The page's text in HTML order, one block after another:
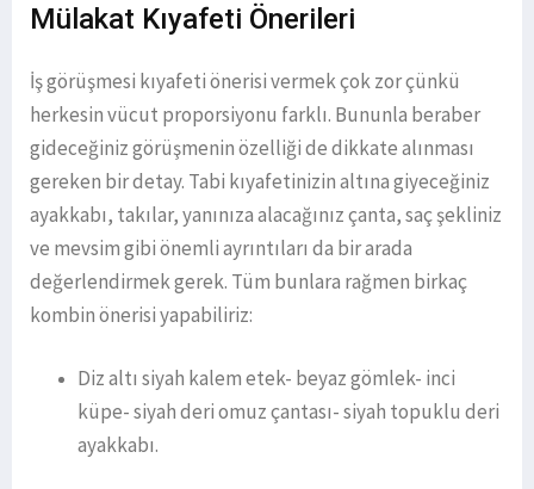
Mülakat Kıyafeti Önerileri
İş görüşmesi kıyafeti önerisi vermek çok zor çünkü
herkesin vücut proporsiyonu farklı. Bununla beraber
gideceğiniz görüşmenin özelliği de dikkate alınması
gereken bir detay. Tabi kıyafetinizin altına giyeceğiniz
ayakkabı, takılar, yanınıza alacağınız çanta, saç şekliniz
ve mevsim gibi önemli ayrıntıları da bir arada
değerlendirmek gerek. Tüm bunlara rağmen birkaç
kombin önerisi yapabiliriz:
Diz altı siyah kalem etek- beyaz gömlek- inci
küpe- siyah deri omuz çantası- siyah topuklu deri
ayakkabı.